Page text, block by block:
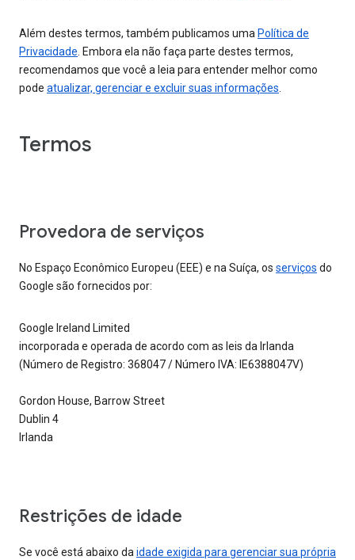
Além destes termos, também publicamos uma Política de
Privacidade . Embora ela não faça parte destes termos,
recomendamos que você a leia para entender melhor como
pode atualizar, gerenciar e excluir suas informações
Termos
Provedora de serviços
No Espaço Econômico Europeu (EEE) e na Suíça, os serviços do
Google são fornecidos por:
Google Ireland Limited
incorporada e operada de acordo com as leis da Irlanda
(Número de Registro: 368047 / Número IVA: IE6388047V)
Gordon House, Barrow Street
Dublin 4
Irlanda
Restrições de idade
Se você está abaixo da idade exigida para gerenciar sua própria